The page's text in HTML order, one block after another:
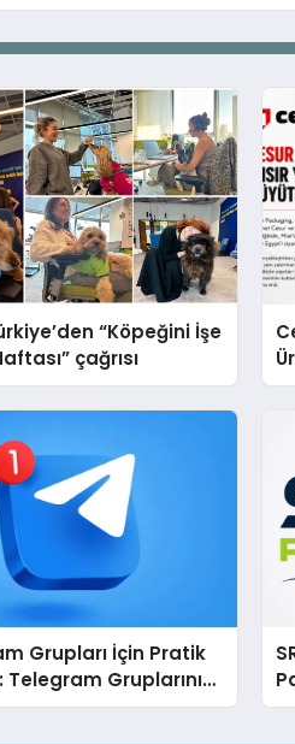
“Köpeğini İşe
çağrısı
Grupları İçin Pratik
Telegram Gruplarını
Aramadan Bulun